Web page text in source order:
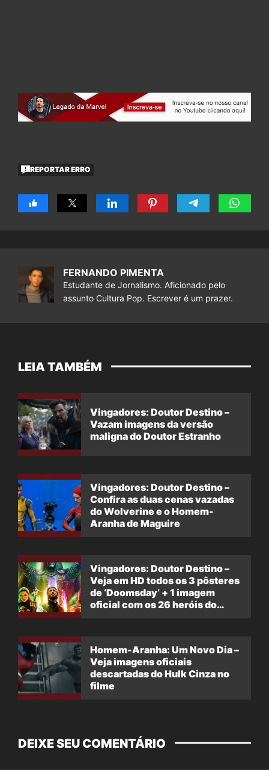
REPORTAR ERRO
FERNANDO PIMENTA
Estudante de Jornalismo. Aficionado pelo
assunto Cultura Pop. Escrever é um prazer.
LEIA TAMBÉM
Vingadores: Doutor Destino –
Vazam imagens da versão
maligna do Doutor Estranho
Vingadores: Doutor Destino –
Confira as duas cenas vazadas
do Wolverine e o Homem-
Aranha de Maguire
Vingadores: Doutor Destino –
Veja em HD todos os 3 pôsteres
de ‘Doomsday’ + 1 imagem
oficial com os 26 heróis do
Homem-Aranha: Um Novo Dia –
Veja imagens oficiais
descartadas do Hulk Cinza no
filme
DEIXE SEU COMENTÁRIO